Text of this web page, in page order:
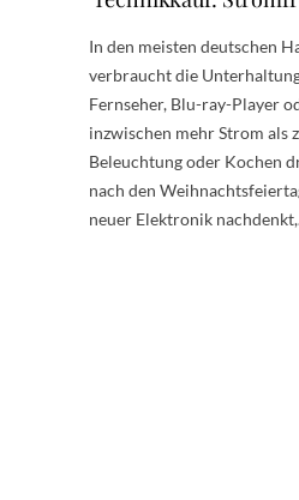
In den meisten deutschen
verbraucht die
Fernseher, Blu-ray-Player
inzwischen mehr Strom als
Beleuchtung oder Kochen
nach den
neuer Elektronik